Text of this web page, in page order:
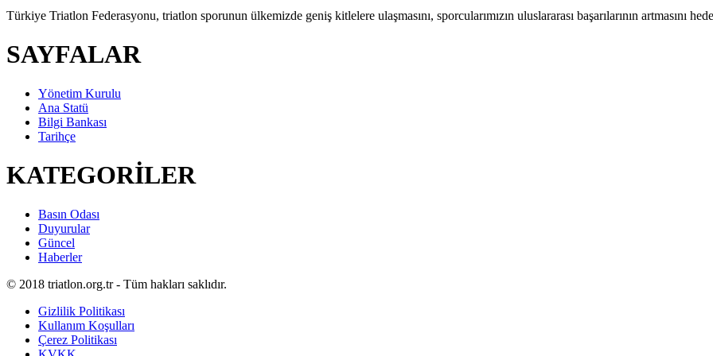
Türkiye Triatlon Federasyonu, triatlon sporunun ülkemizde geniş kitlelere ulaşmasını, sporcularımızın uluslararası başarılarının artmasını
SAYFALAR
Yönetim Kurulu
Ana Statü
Bilgi Bankası
Tarihçe
KATEGORİLER
Basın Odası
Duyurular
Güncel
Haberler
© 2018 triatlon.org.tr - Tüm hakları saklıdır.
Gizlilik Politikası
Kullanım Koşulları
Çerez Politikası